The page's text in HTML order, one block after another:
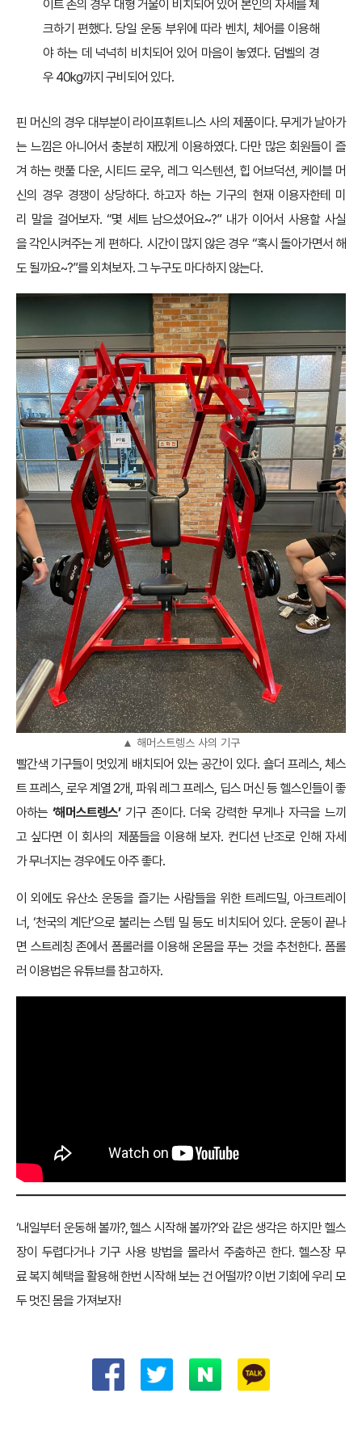
이트 존의 경우 대형 거울이 비치되어 있어 본인의 자세를 체
크하기 편했다. 당일 운동 부위에 따라 벤치, 체어를 이용해
야 하는 데 넉넉히 비치되어 있어 마음이 놓였다. 덤벨의 경
우 40kg까지 구비되어 있다.
핀 머신의 경우 대부분이 라이프휘트니스 사의 제품이다. 무게가 날아가
는 느낌은 아니어서 충분히 재밌게 이용하였다. 다만 많은 회원들이 즐
겨 하는 랫풀 다운, 시티드 로우, 레그 익스텐션, 힙 어브덕션, 케이블 머
신의 경우 경쟁이 상당하다. 하고자 하는 기구의 현재 이용자한테 미
리 말을 걸어보자. “몇 세트 남으셨어요~?” 내가 이어서 사용할 사실
을 각인시켜주는 게 편하다. 시간이 많지 않은 경우 “혹시 돌아가면서 해
도 될까요~?”를 외쳐보자. 그 누구도 마다하지 않는다.
▲ 해머스트렝스 사의 기구
빨간색 기구들이 멋있게 배치되어 있는 공간이 있다. 숄더 프레스, 체스
트 프레스, 로우 계열 2개, 파워 레그 프레스, 딥스 머신 등 헬스인들이 좋
아하는 ‘해머스트렝스’ 기구 존이다. 더욱 강력한 무게나 자극을 느끼
고 싶다면 이 회사의 제품들을 이용해 보자. 컨디션 난조로 인해 자세
가 무너지는 경우에도 아주 좋다.
이 외에도 유산소 운동을 즐기는 사람들을 위한 트레드밀, 아크트레이
너, ‘천국의 계단’으로 불리는 스텝 밀 등도 비치되어 있다. 운동이 끝나
면 스트레칭 존에서 폼롤러를 이용해 온몸을 푸는 것을 추천한다. 폼롤
러 이용법은 유튜브를 참고하자.
‘내일부터 운동해 볼까?, 헬스 시작해 볼까?’와 같은 생각은 하지만 헬스
장이 두렵다거나 기구 사용 방법을 몰라서 주춤하곤 한다. 헬스장 무
료 복지 혜택을 활용해 한번 시작해 보는 건 어떨까? 이번 기회에 우리 모
두 멋진 몸을 가져보자!